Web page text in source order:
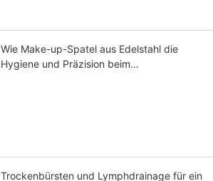
Wie Make-up-Spatel aus Edelstahl die
Hygiene und Präzision beim
Trockenbürsten und Lymphdrainage für ein